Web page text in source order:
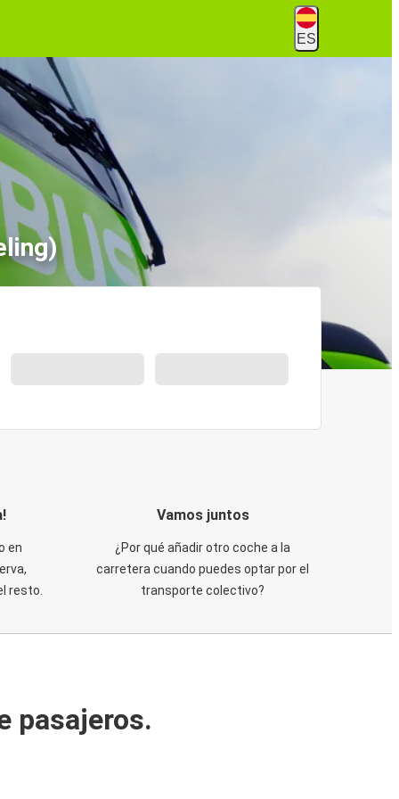
ES
en
resto.
Vamos juntos
¿Por qué añadir otro coche a la
carretera cuando puedes optar por el
transporte colectivo?
pasajeros.